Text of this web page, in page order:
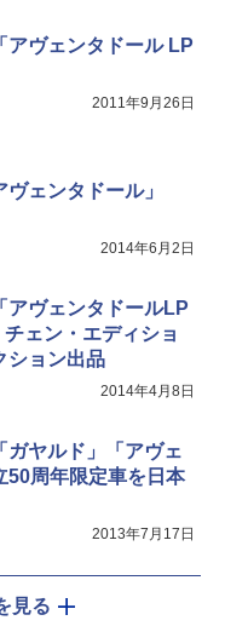
アヴェンタドール LP
2011年9月26日
ェンタドール」
2014年6月2日
アヴェンタドールLP
ェン・エディショ
ション出品
2014年4月8日
ガヤルド」「アヴェ
50周年限定車を日本
2013年7月17日
見る